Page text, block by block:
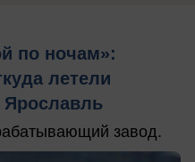
по ночам»:
летели
Ярославль
завод.